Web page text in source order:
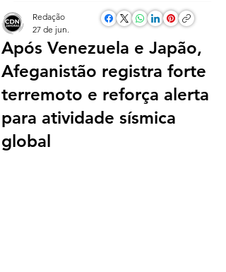
Após Venezuela e Japão,
Afeganistão registra forte
terremoto e reforça alerta
para atividade sísmica
global
Redação
27 de jun.